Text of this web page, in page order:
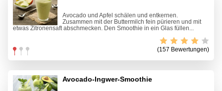
Avocado und Apfel schälen und entkernen.
Zusammen mit der Buttermilch fein pürieren und mit
etwas Zitronensaft abschmecken. Den Smoothie in ein Glas füllen...
(157 Bewertungen)
Avocado-Ingwer-Smoothie